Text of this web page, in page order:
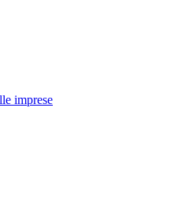
imprese